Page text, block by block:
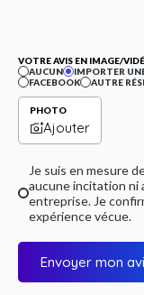
VOTRE AVIS EN IMAGE/
AUCUN
IMPORTER
FACEBOOK
AUTRE
PHOTO
Ajouter
Je suis en mesure
aucune incitation ni
entreprise. Je
expérience vécue.
Envoyer mon